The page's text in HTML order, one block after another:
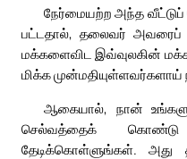
நேர்மையற்ற அந்த
பட்டதால், தலைவர் அவரைப்
மக்களைவிட இவ்வுலகின்
மிக்க
ஆகையால், நான்
செல்வத்தைக் கொண்டு
தேடிக்கொள்ளுங்கள். அது